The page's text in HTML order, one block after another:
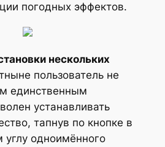
погодных эффектов.
нескольких
пользователь не
единственным
устанавливать
тапнув по кнопке в
одноимённого